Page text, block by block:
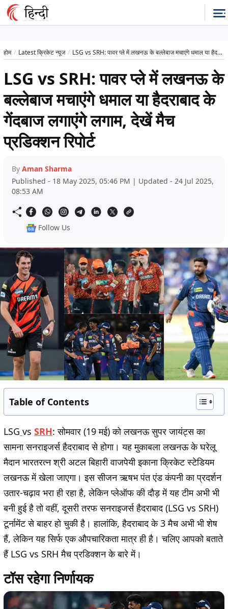
होम Latest क्रिकेट न्यूज LSG vs SRH: पावर प्ले में लखनऊ के बल्लेबाज मचाएंगे धमाल या हैदराबाद के गेंदबाज लगाएंगे लगाम, देखें मैच प्रडिक्शन रिपोर्ट
LSG vs SRH: पावर प्ले में लखनऊ के
बल्लेबाज मचाएंगे धमाल या हैदराबाद के
गेंदबाज लगाएंगे लगाम, देखें मैच
प्रडिक्शन रिपोर्ट
By Aman Sharma
Published - 18 May 2025, 05:46 PM | Updated - 24 Jul 2025,
08:53 AM
Follow Us
Table of Contents
LSG vs SRH: सोमवार (19 मई) को लखनऊ सुपर जायंट्स का
सामना सनराइजर्स हैदराबाद से होगा। यह मुकाबला लखनऊ के घरेलू
मैदान भारतरत्न श्री अटल बिहारी वाजपेयी इकाना क्रिकेट स्टेडियम
लखनऊ में खेला जाएगा। इस सीजन ऋषभ पंत एंड कंपनी का प्रदर्शन
उतार-चढ़ाव भरा ही रहा है, लेकिन प्लेऑफ की दौड़ में यह टीम अभी भी
बनी हुई है तो वहीं, दूसरी तरफ सनराइजर्स हैदराबाद (LSG vs SRH)
टूर्नामेंट से बाहर हो चुकी है। हालांकि, हैदराबाद के 3 मैच अभी भी शेष
हैं, लेकिन यह सिर्फ एक औपचारिकता मात्र ही है। चलिए आपको बताते
हैं LSG vs SRH मैच प्रडिक्शन के बारे में।
टॉस रहेगा निर्णायक